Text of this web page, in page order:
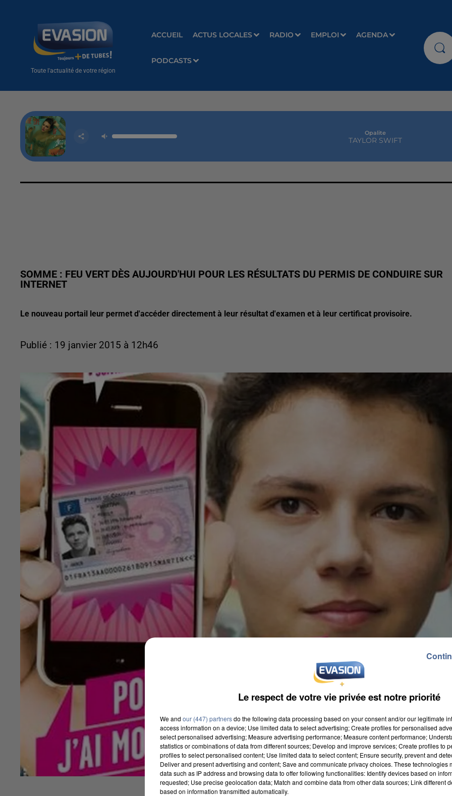
Toute l'actualité de votre région
ACCUEIL ACTUS LOCALES RADIO EMPLOI AGENDA
PODCASTS
Opalite
TAYLOR SWIFT
SOMME : FEU VERT DÈS AUJOURD'HUI POUR LES RÉSULTATS DU PERMIS DE CONDUIRE SUR
INTERNET
Le nouveau portail leur permet d'accéder directement à leur résultat d'examen et à leur certificat provisoire.
Publié : 19 janvier 2015 à 12h46
Le respect de votre vie privée est notre priorité
We and our (447) partnersdo the following data processing based on your consent and/or our legitimate
access information on a device; Use limited data to select advertising; Create profiles for personalised
select personalised advertising; Measure advertising performance; Measure content performance;
statistics or combinations of data from different sources; Develop and improve services; Create profiles to
profiles to select personalised content; Use limited data to select content; Ensure security, prevent and
Deliver and present advertising and content; Save and communicate privacy choices. These technologies
data such as IP address and browsing data to offer following functionalities: Identify devices based on
requested; Use precise geolocation data; Match and combine data from other data sources; Link different
based on information transmitted automatically.